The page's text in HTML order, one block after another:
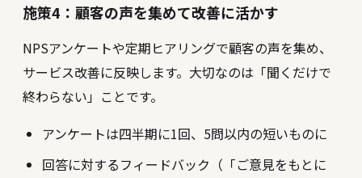
施策4：顧客の声を集めて改善に活かす
NPSアンケートや定期ヒアリングで顧客の声を集め、
サービス改善に反映します。大切なのは「聞くだけで
終わらない」ことです。
アンケートは四半期に1回、5問以内の短いものに
回答に対するフィードバック（「ご意見をもとに